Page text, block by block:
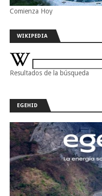
Comienza Hoy
WIKIPEDIA
Resultados de la búsqueda
EGEHID